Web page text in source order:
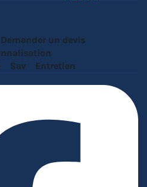
Demander un devis
Sav Entretien